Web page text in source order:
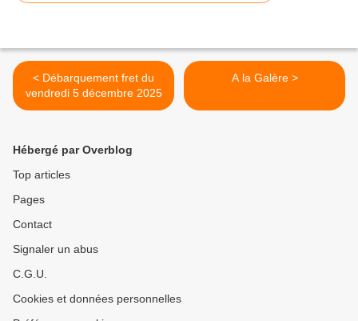
< Débarquement fret du
vendredi 5 décembre 2025
A la Galère >
Hébergé par Overblog
Top articles
Pages
Contact
Signaler un abus
C.G.U.
Cookies et données personnelles